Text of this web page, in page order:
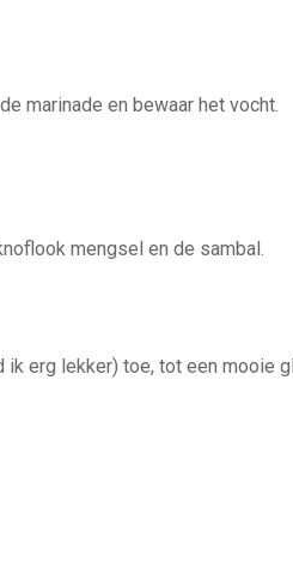
marinade en bewaar het vocht.
mengsel en de sambal.
erg lekker) toe, tot een mooie